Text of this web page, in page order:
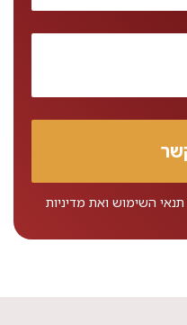
תנאי השימוש ואת מדיניות